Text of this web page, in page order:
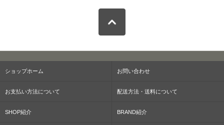
ショップホーム お問い合わせ
お支払い方法について 配送方法・送料について
SHOP紹介 BRAND紹介